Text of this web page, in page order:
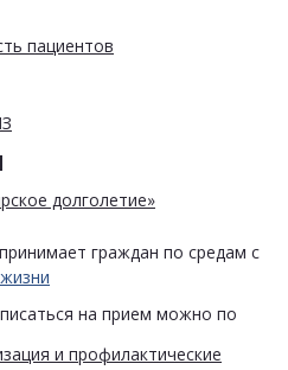
пациентов
долголетие»
и профилактические
граждан по средам с
на прием можно по